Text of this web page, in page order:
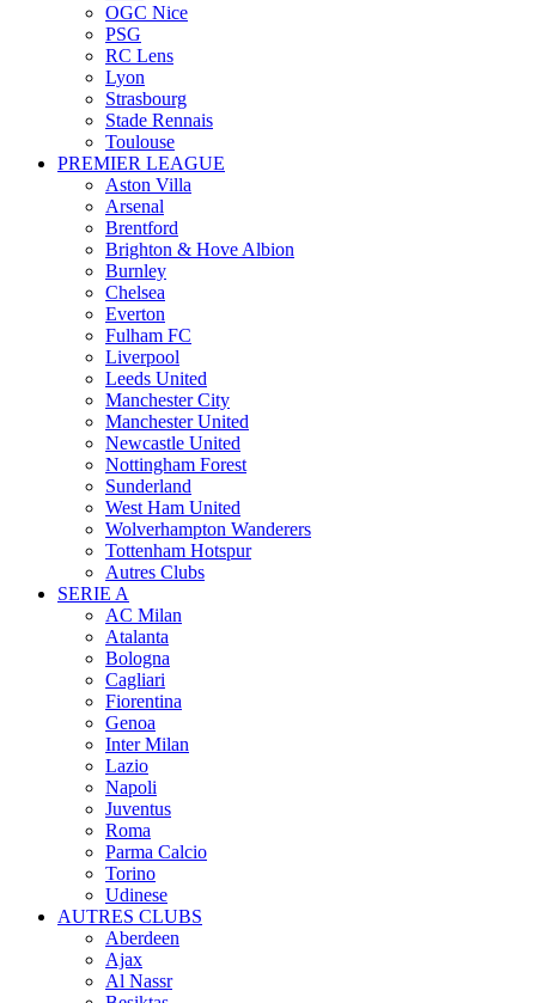
OGC Nice
PSG
RC Lens
Lyon
Strasbourg
Stade Rennais
Toulouse
PREMIER LEAGUE
Aston Villa
Arsenal
Brentford
Brighton & Hove Albion
Burnley
Chelsea
Everton
Fulham FC
Liverpool
Leeds United
Manchester City
Manchester United
Newcastle United
Nottingham Forest
Sunderland
West Ham United
Wolverhampton Wanderers
Tottenham Hotspur
Autres Clubs
SERIE A
AC Milan
Atalanta
Bologna
Cagliari
Fiorentina
Genoa
Inter Milan
Lazio
Napoli
Juventus
Roma
Parma Calcio
Torino
Udinese
AUTRES CLUBS
Aberdeen
Ajax
Al Nassr